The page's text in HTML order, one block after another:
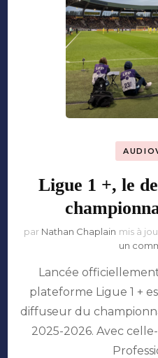
Ligue 1 +, le
par Nathan Chaplain mis à
un
Lancée
plateforme Ligue 1 +
diffuseur du
2025-2026. Avec